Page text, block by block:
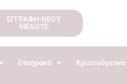
ΕΓΓΡΑΦΗ ΝΕΟΥ
ΜΕΛΟΥΣ
Εποχιακά Χριστούγεννα